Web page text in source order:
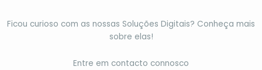
Ficou curioso com as nossas Soluções Digitais? Conheça mais
sobre elas!
Entre em contacto connosco